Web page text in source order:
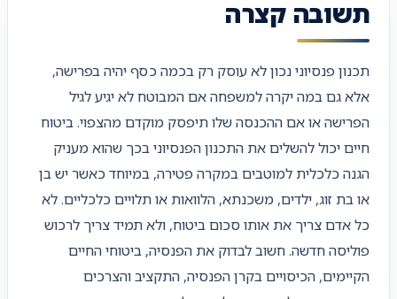
תשובה קצרה
תכנון פנסיוני נכון לא עוסק רק בכמה כסף יהיה בפרישה,
אלא גם במה יקרה למשפחה אם המבוטח לא יגיע לגיל
הפרישה או אם ההכנסה שלו תיפסק מוקדם מהצפוי. ביטוח
חיים יכול להשלים את התכנון הפנסיוני בכך שהוא מעניק
הגנה כלכלית למוטבים במקרה פטירה, במיוחד כאשר יש בן
או בת זוג, ילדים, משכנתא, הלוואות או תלויים כלכליים. לא
כל אדם צריך את אותו סכום ביטוח, ולא תמיד צריך לרכוש
פוליסה חדשה. חשוב לבדוק את הפנסיה, ביטוחי החיים
הקיימים, הכיסויים בקרן הפנסיה, התקציב והצרכים